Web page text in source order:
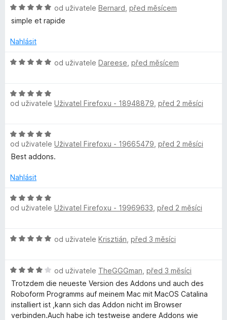
s
s
w
o
r
d
M
a
n
a
e
r
e
n
:
z
n
o
e
í
z
5
H
o
n
c
í
:
5
od uživatele Bernard před měsícem
simple et rapide
Nahlásit
H
n
o
n
í
:
z
od uživatele Dareese před měsícem
H
o
o
c
e
í
5
z
od uživatele Uživatel Firefoxu - 18948879 před 2 měsíci
H
o
d
o
e
n
5
od uživatele Uživatel Firefoxu - 19665479 před 2 měsíci
Best addons.
Nahlásit
H
o
o
n
:
5
z
od uživatele Uživatel Firefoxu - 19969633 před 2 měsíci
H
n
o
c
e
n
od uživatele Krisztián před 3 měsíci
H
o
d
n
o
od uživatele TheGGGman před 3 měsíci
Trotzdem die neueste Version des Addons und auch des
Roboform Programms auf meinem Mac mit MacOS Catalina
installiert ist ,kann sich das Addon nicht im Browser
verbinden.Auch habe ich testweise andere Addons wie